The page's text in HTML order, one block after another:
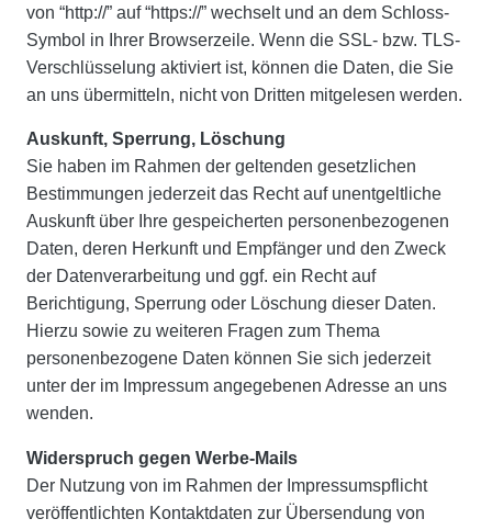
von “http://” auf “https://” wechselt und an dem Schloss-
Symbol in Ihrer Browserzeile. Wenn die SSL- bzw. TLS-
Verschlüsselung aktiviert ist, können die Daten, die Sie
an uns übermitteln, nicht von Dritten mitgelesen werden.
Auskunft, Sperrung, Löschung
Sie haben im Rahmen der geltenden gesetzlichen
Bestimmungen jederzeit das Recht auf unentgeltliche
Auskunft über Ihre gespeicherten personenbezogenen
Daten, deren Herkunft und Empfänger und den Zweck
der Datenverarbeitung und ggf. ein Recht auf
Berichtigung, Sperrung oder Löschung dieser Daten.
Hierzu sowie zu weiteren Fragen zum Thema
personenbezogene Daten können Sie sich jederzeit
unter der im Impressum angegebenen Adresse an uns
wenden.
Widerspruch gegen Werbe-Mails
Der Nutzung von im Rahmen der Impressumspflicht
veröffentlichten Kontaktdaten zur Übersendung von